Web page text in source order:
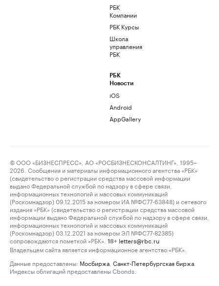
РБК
Компании
РБК Курсы
Школа
управления
РБК
РБК
Новости
iOS
Android
AppGallery
© ООО «БИЗНЕСПРЕСС», АО «РОСБИЗНЕСКОНСАЛТИНГ», 1995–
2026. Сообщения и материалы информационного агентства «РБК»
(свидетельство о регистрации средства массовой информации
выдано Федеральной службой по надзору в сфере связи,
информационных технологий и массовых коммуникаций
(Роскомнадзор) 09.12.2015 за номером ИА №ФС77-63848) и сетевого
издания «РБК» (свидетельство о регистрации средства массовой
информации выдано Федеральной службой по надзору в сфере связи,
информационных технологий и массовых коммуникаций
(Роскомнадзор) 03.12.2021 за номером ЭЛ №ФС77-82385)
сопровождаются пометкой «РБК».
18+ letters@rbc.ru
Владельцем сайта является информационное агентство «РБК».
Данные предоставлены: Мосбиржа Санкт-Петербургская биржа
Индексы облигаций предоставлены Cbonds.